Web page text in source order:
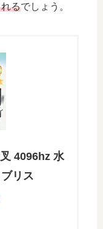
るでしょう。
4096hz 水
リス